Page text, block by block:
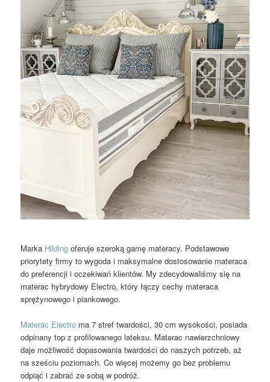
Marka Hildingoferuje szeroką gamę materacy. Podstawowe
priorytety firmy to wygoda i maksymalne dostosowanie materaca
do preferencji i oczekiwań klientów. My zdecydowaliśmy się na
materac hybrydowy Electro, który łączy cechy materaca
sprężynowego i piankowego.
Materac Electro ma 7 stref twardości, 30 cm wysokości, posiada
odpinany top z profilowanego lateksu. Materac nawierzchniowy
daje możliwość dopasowania twardości do naszych potrzeb, aż
na sześciu poziomach. Co więcej możemy go bez problemu
odpiąć i zabrać ze sobą w podróż.